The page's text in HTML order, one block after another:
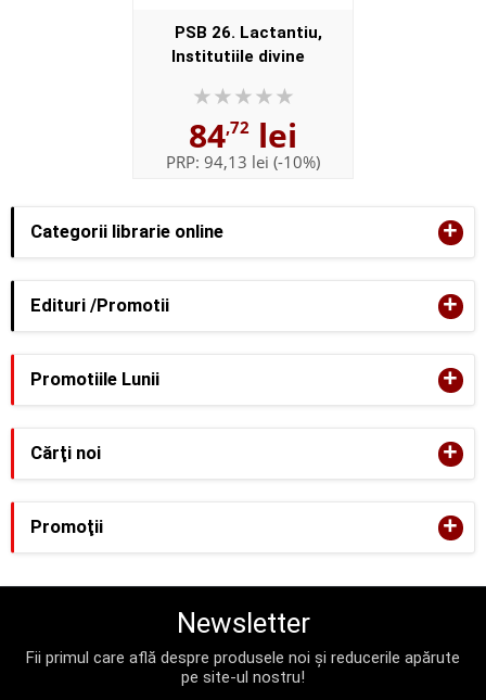
Categorii librarie online +
Edituri /Promotii +
PSB 26. Lactantiu,
Institutiile divine
84,72 lei
PRP: 94,13 lei (-10%)
Promotiile Lunii +
Cărţi noi +
Promoţii +
Newsletter
Fii primul care află despre produsele noi și reducerile apărute
pe site-ul nostru!